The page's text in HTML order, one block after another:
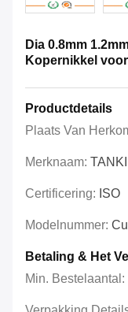
Dia 0.8mm
Kopernikkel
Productdetails
Plaats Van
Merknaam: TANKII
Certificering: ISO
Modelnummer:
Betaling & Het
Min. Bestelaantal: